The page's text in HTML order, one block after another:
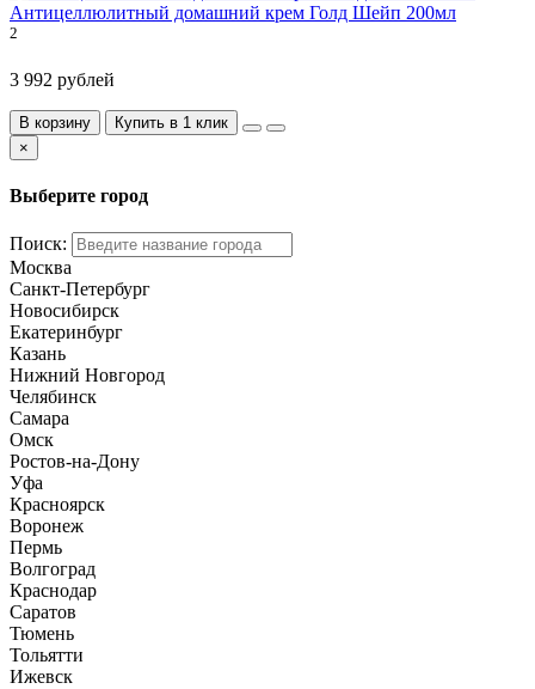
Антицеллюлитный домашний крем Голд Шейп 200мл
2
3 992 рублей
В корзину
Купить в 1 клик
×
Выберите город
Поиск:
Москва
Санкт-Петербург
Новосибирск
Екатеринбург
Казань
Нижний Новгород
Челябинск
Самара
Омск
Ростов-на-Дону
Уфа
Красноярск
Воронеж
Пермь
Волгоград
Краснодар
Саратов
Тюмень
Тольятти
Ижевск